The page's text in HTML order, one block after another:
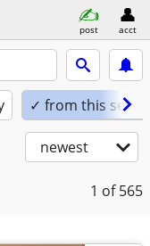
post acct
✓ from this seller
newest
1 of 565